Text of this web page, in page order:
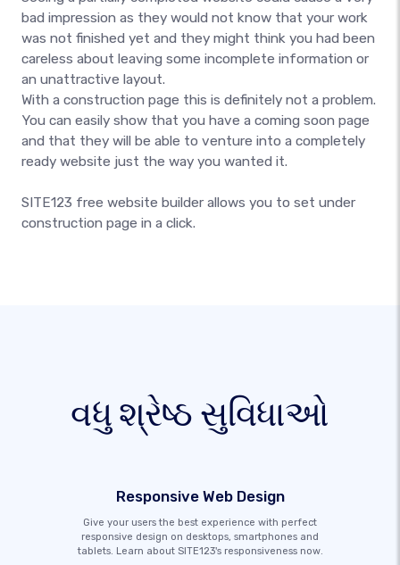
bad impression as they would not know that your work
was not finished yet and they might think you had been
careless about leaving some incomplete information or
an unattractive layout.
With a construction page this is definitely not a problem.
You can easily show that you have a coming soon page
and that they will be able to venture into a completely
ready website just the way you wanted it.
SITE123 free website builder allows you to set under
construction page in a click.
વધુ શ્રેષ્ઠ સુવિધાઓ
Responsive Web Design
Give your users the best experience with perfect
responsive design on desktops, smartphones and
tablets. Learn about SITE123's responsiveness now.